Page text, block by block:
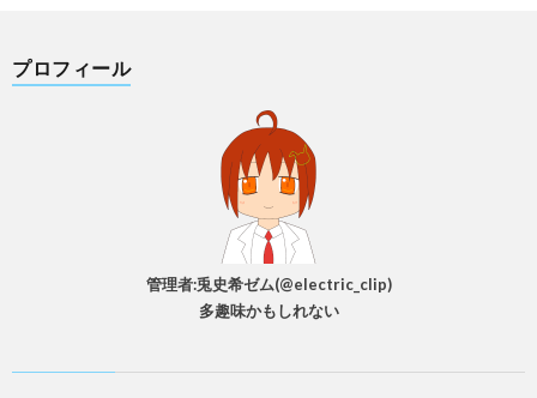
プロフィール
管理者:兎史希ゼム(@electric_clip)
多趣味かもしれない